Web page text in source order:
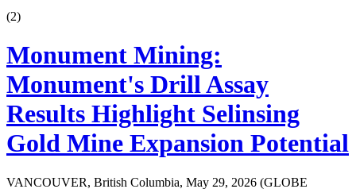
(2)
Monument Mining:
Monument's Drill Assay
Results Highlight Selinsing
Gold Mine Expansion Potential
VANCOUVER, British Columbia, May 29, 2026 (GLOBE